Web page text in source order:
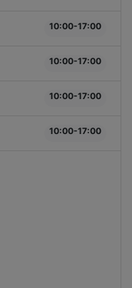
10:00-17:00
10:00-17:00
10:00-17:00
10:00-17:00